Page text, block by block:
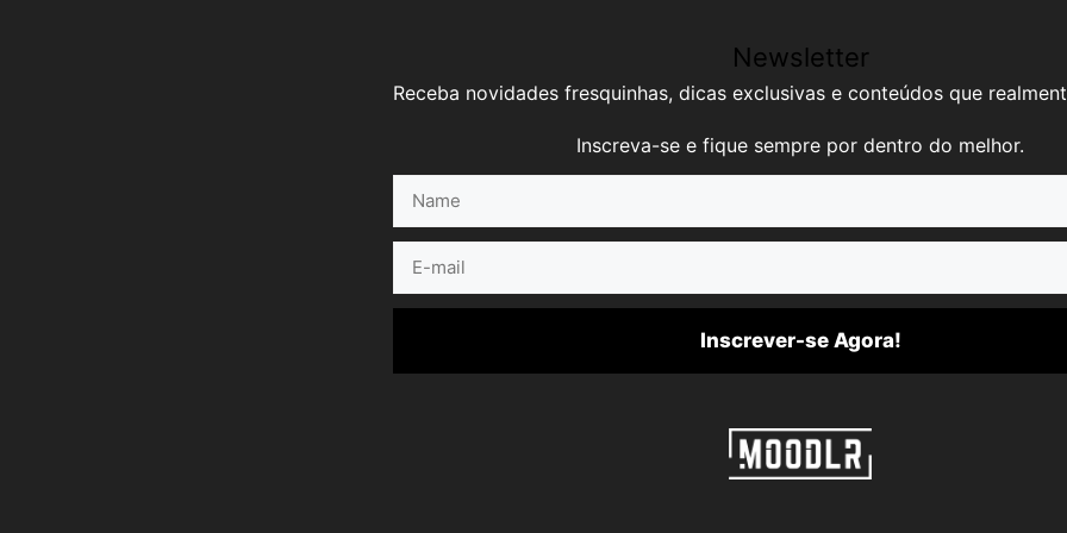
Newsletter
Receba novidades fresquinhas, dicas exclusivas e conteúdos que
Inscreva-se e fique sempre por dentro do melhor.
mail
Inscrever-se Agora!